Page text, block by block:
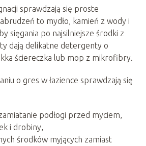
sprawdzają się proste
to mydło, kamień z wody i
sięgania po najsilniejsze środki z
dają delikatne detergenty o
ściereczka lub mop z mikrofibry.
o gres w łazience sprawdzają się
podłogi przed myciem,
i drobiny,
środków myjących zamiast